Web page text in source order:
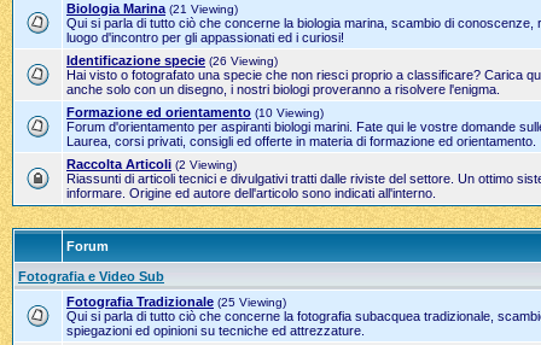
Biologia Marina (21 Viewing)
Qui si parla di tutto ciò che concerne la biologia marina, scambio di conoscenze,
luogo d'incontro per gli appassionati ed i curiosi!
Identificazione specie (26 Viewing)
Hai visto o fotografato una specie che non riesci proprio a classificare? Carica
anche solo con un disegno, i nostri biologi proveranno a risolvere l'enigma.
Formazione ed orientamento (10 Viewing)
Forum d'orientamento per aspiranti biologi marini. Fate qui le vostre domande
Laurea, corsi privati, consigli ed offerte in materia di formazione ed orientamento.
Raccolta Articoli (2 Viewing)
Riassunti di articoli tecnici e divulgativi tratti dalle riviste del settore. Un ottimo
informare. Origine ed autore dell'articolo sono indicati all'interno.
Forum
Fotografia e Video Sub
Fotografia Tradizionale (25 Viewing)
Qui si parla di tutto ciò che concerne la fotografia subacquea tradizionale,
spiegazioni ed opinioni su tecniche ed attrezzature.